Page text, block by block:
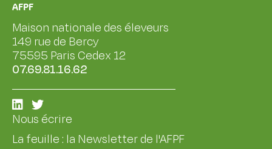
AFPF
Maison nationale des éleveurs
149 rue de Bercy
75595 Paris Cedex 12
07.69.81.16.62
Nous écrire
La feuille : la Newsletter de l'AFPF